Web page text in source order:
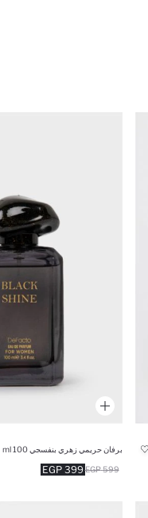
برفان حريمي زهري بنفسجي 100 ml
399 EGP 599 EGP